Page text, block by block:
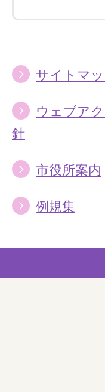
サイトマ
ウェブア
針
市役所案内
例規集